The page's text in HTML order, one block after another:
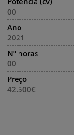
00
Ano
2021
Nº horas
00
Preço
42.500€